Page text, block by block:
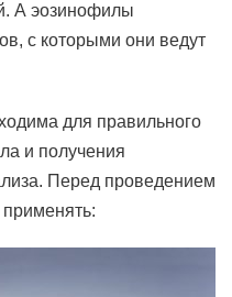
А эозинофилы
с которыми они ведут
для правильного
и получения
Перед проведением